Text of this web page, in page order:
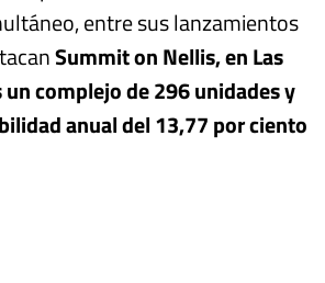
entre sus lanzamientos
Summit on Nellis, en Las
un complejo de 296 unidades y
anual del 13,77 por ciento